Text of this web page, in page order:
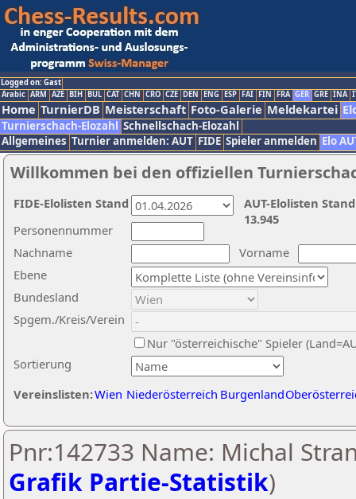
Logged on: Gast
Arabic ARM AZE BIH BUL CAT CHN CRO CZE DEN ENG ESP FAI FIN FRA GER GRE INA
Home TurnierDB Meisterschaft Foto-Galerie Meldekartei
Turnierschach-Elozahl Schnellschach-Elozahl
Allgemeines Turnier anmelden: AUT FIDE Spieler anmelden Elo
Willkommen bei den offiziellen
Nachname
Vorname
Ebene
Sortierung
Personennummer
Bundesland
Spgem./Kreis/Verein
Nur "österreichische" Spieler
Vereinslisten:Wien Niederösterreich Burgenland
AUT-Elolisten
13.945
FIDE-Elolisten Stand
Pnr:142733 Name: Michal
Grafik Partie-Statistik)